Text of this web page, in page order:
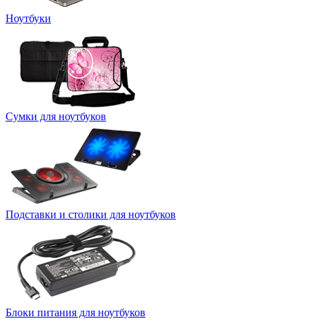
Ноутбуки
Сумки для ноутбуков
Подставки и столики для ноутбуков
Блоки питания для ноутбуков